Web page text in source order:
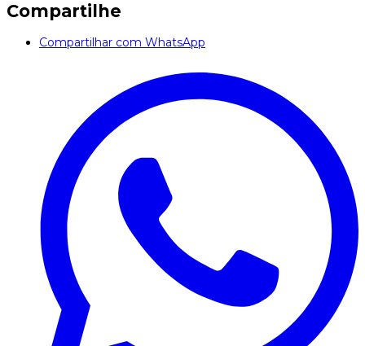
Compartilhe
Compartilhar com WhatsApp